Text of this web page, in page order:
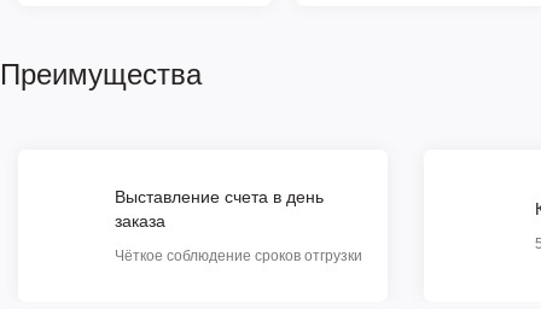
Преимущества
Выставление счета в день
заказа
Чёткое соблюдение сроков отгрузки